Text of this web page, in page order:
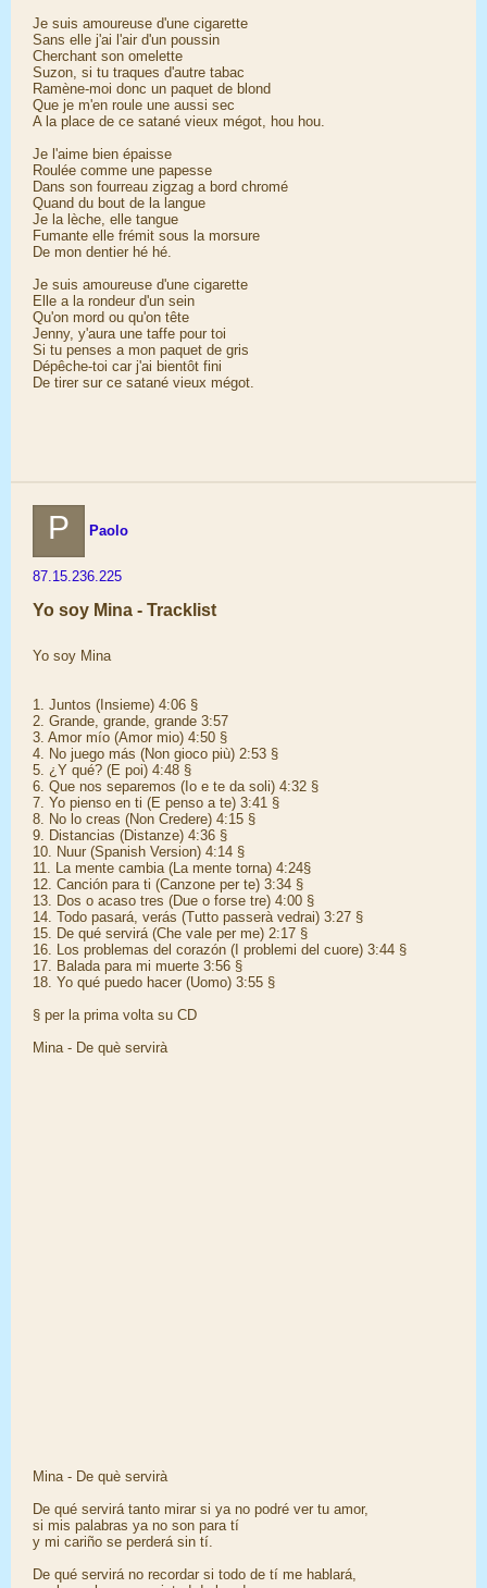
Je suis amoureuse d'une cigarette
Sans elle j'ai l'air d'un poussin
Cherchant son omelette
Suzon, si tu traques d'autre tabac
Ramène-moi donc un paquet de blond
Que je m'en roule une aussi sec
A la place de ce satané vieux mégot, hou hou.
Je l'aime bien épaisse
Roulée comme une papesse
Dans son fourreau zigzag a bord chromé
Quand du bout de la langue
Je la lèche, elle tangue
Fumante elle frémit sous la morsure
De mon dentier hé hé.
Je suis amoureuse d'une cigarette
Elle a la rondeur d'un sein
Qu'on mord ou qu'on tête
Jenny, y'aura une taffe pour toi
Si tu penses a mon paquet de gris
Dépêche-toi car j'ai bientôt fini
De tirer sur ce satané vieux mégot.
P Paolo
87.15.236.225
Yo soy Mina - Tracklist
Yo soy Mina
1. Juntos (Insieme) 4:06 §
2. Grande, grande, grande 3:57
3. Amor mío (Amor mio) 4:50 §
4. No juego más (Non gioco più) 2:53 §
5. ¿Y qué? (E poi) 4:48 §
6. Que nos separemos (Io e te da soli) 4:32 §
7. Yo pienso en ti (E penso a te) 3:41 §
8. No lo creas (Non Credere) 4:15 §
9. Distancias (Distanze) 4:36 §
10. Nuur (Spanish Version) 4:14 §
11. La mente cambia (La mente torna) 4:24§
12. Canción para ti (Canzone per te) 3:34 §
13. Dos o acaso tres (Due o forse tre) 4:00 §
14. Todo pasará, verás (Tutto passerà vedrai) 3:27 §
15. De qué servirá (Che vale per me) 2:17 §
16. Los problemas del corazón (I problemi del cuore) 3:44 §
17. Balada para mi muerte 3:56 §
18. Yo qué puedo hacer (Uomo) 3:55 §
§ per la prima volta su CD
Mina - De què servirà
Mina - De què servirà
De qué servirá tanto mirar si ya no podré ver tu amor,
si mis palabras ya no son para tí
y mi cariño se perderá sin tí.
De qué servirá no recordar si todo de tí me hablará,